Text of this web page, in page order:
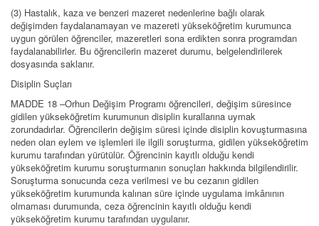
(3) Hastalık, kaza ve benzeri mazeret nedenlerine bağlı olarak
değişimden faydalanamayan ve mazereti yükseköğretim kurumunca
uygun görülen öğrenciler, mazeretleri sona erdikten sonra programdan
faydalanabilirler. Bu öğrencilerin mazeret durumu, belgelendirilerek
dosyasında saklanır.
Disiplin Suçları
MADDE 18 –Orhun Değişim Programı öğrencileri, değişim süresince
gidilen yükseköğretim kurumunun disiplin kurallarına uymak
zorundadırlar. Öğrencilerin değişim süresi içinde disiplin kovuşturmasına
neden olan eylem ve işlemleri ile ilgili soruşturma, gidilen yükseköğretim
kurumu tarafından yürütülür. Öğrencinin kayıtlı olduğu kendi
yükseköğretim kurumu soruşturmanın sonuçları hakkında bilgilendirilir.
Soruşturma sonucunda ceza verilmesi ve bu cezanın gidilen
yükseköğretim kurumunda kalınan süre içinde uygulama imkânının
olmaması durumunda, ceza öğrencinin kayıtlı olduğu kendi
yükseköğretim kurumu tarafından uygulanır.